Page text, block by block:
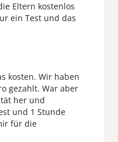
Eltern kostenlos
ein Test und das
kosten. Wir haben
gezahlt. War aber
her und
und 1 Stunde
für die